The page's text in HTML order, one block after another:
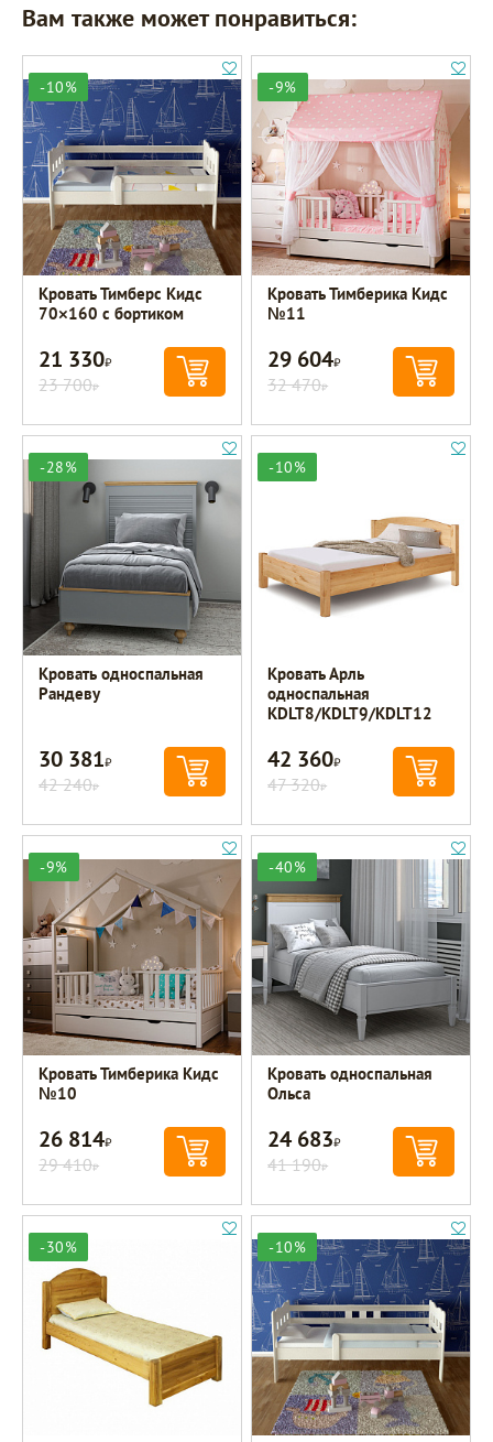
Вам также может понравиться:
-10%
Кровать Тимберс Кидс
70×160 с бортиком
21 330Р
23 700Р
-9%
Кровать Тимберика Кидс
№11
29 604Р
32 470Р
-28%
Кровать односпальная
Рандеву
30 381Р
42 240Р
-10%
Кровать Арль
односпальная
KDLT8/KDLT9/KDLT12
42 360Р
47 320Р
-9%
Кровать Тимберика Кидс
№10
26 814Р
29 410Р
-40%
Кровать односпальная
Ольса
24 683Р
41 190Р
-30% -10%